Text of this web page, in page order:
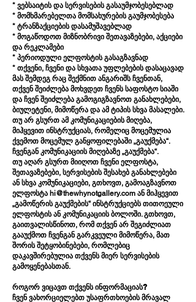
* ვებსაიტის და სერვისების გასაუმჯობესებლად
* მომხმარებელთა მომსახურების გაუმჯობესება
* ტრანზაქციების დასამუშავებლად
* მოგაწოდოთ მიზნობრივი შეთავაზებები, აქციები
და რეკლამები
* პერიოდული ელფოსტის გასაგზავნად
* თქვენი, ჩვენი და სხვათა უფლებების დასაცავად
მას შემდეგ რაც შექმნით ანგარიშს ჩვენთან,
თქვენ შეიძლება მოხვდეთ ჩვენს საფოსტო სიაში
და ჩვენ შეიძლება გამოგიგზავნოთ განახლებები,
ბიულეტენი, მიმოწერა და ამ ტიპის სხვა მასალები.
თუ არ გსურთ ამ კომუნიკაციების მიღება,
მიჰყევით ინსტრუქციას, რომელიც მოცემულია
ქვემოთ მოცემულ განყოფილებაში „გაუქმება“.
ჩვენგან კომუნიკაციის მიღებაზე „გაუქმება“.
თუ აღარ გსურთ მიიღოთ ჩვენი ელფოსტა,
შეთავაზებები, სერვისების შესახებ განახლებები
ან სხვა კომუნიკაციები, გთხოვთ, გამოაგზავნოთ
ელფოსტა hi@thewhynotgallery.com ან მიჰყევით
„გამოწერის გაუქმების“ ინსტრუქციებს თითოეული
ელფოსტის ან კომუნიკაციის ბოლოში. გთხოვთ,
გაითვალისწინოთ, რომ თქვენ არ შეგიძლიათ
გააუქმოთ ჩვენგან გარკვეული მიმოწერა, მათ
შორის შეტყობინებები, რომლებიც
დაკავშირებულია თქვენს მიერ სერვისების
გამოყენებასთან.
როგორ ვიცავთ თქვენს ინფორმაციას?
ჩვენ ვახორციელებთ უსაფრთხოების მრავალ